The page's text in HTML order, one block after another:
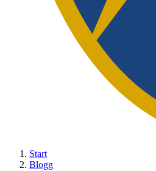
Start
Blogg